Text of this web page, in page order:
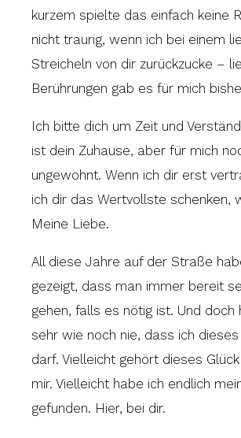
kurzem spielte das einfach keine
nicht traurig, wenn ich bei einem
Streicheln von dir zurückzucke –
Berührungen gab es für mich
Ich bitte dich um Zeit und
ist dein Zuhause, aber für mich
ungewohnt. Wenn ich dir erst
ich dir das Wertvollste schenken,
Meine Liebe.
All diese Jahre auf der Straße
gezeigt, dass man immer bereit
gehen, falls es nötig ist. Und doch
sehr wie noch nie, dass ich
darf. Vielleicht gehört dieses
mir. Vielleicht habe ich endlich
gefunden. Hier, bei dir.